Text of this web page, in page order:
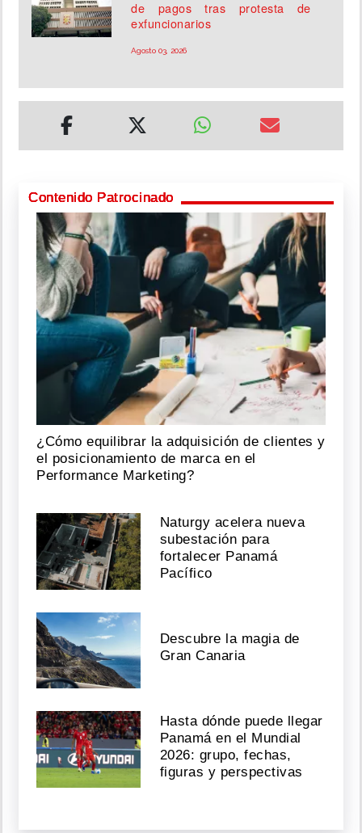
de pagos tras protesta de
exfuncionarios
Agosto 03, 2026
Contenido Patrocinado
¿Cómo equilibrar la adquisición de clientes y
el posicionamiento de marca en el
Performance Marketing?
Naturgy acelera nueva
subestación para
fortalecer Panamá
Pacífico
Descubre la magia de
Gran Canaria
Hasta dónde puede llegar
Panamá en el Mundial
2026: grupo, fechas,
figuras y perspectivas